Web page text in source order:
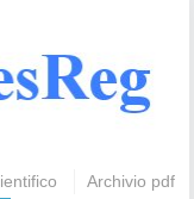
Archivio pdf